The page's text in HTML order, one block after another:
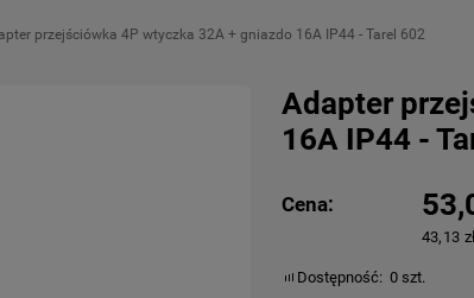
przejściówka 4P wtyczka 32A + gniazdo 16A IP44 - Tarel 602
Adapter
16A IP44 -
Cena:
43,13
Dostępność: 0 szt.